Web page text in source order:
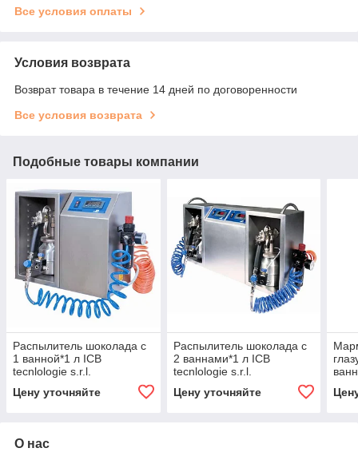
Все условия оплаты
Условия возврата
Возврат товара в течение 14 дней по договоренности
Все условия возврата
Подобные товары компании
Распылитель шоколада с
1 ванной*1 л ICB
tecnlologie s.r.l.
Цену уточняйте
Распылитель шоколада с
2 ваннами*1 л ICB
tecnlologie s.r.l.
Цену уточняйте
О нас